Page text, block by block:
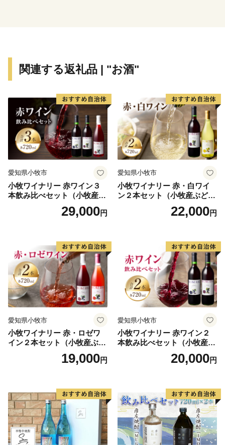
誇るブランド品がいっぱいあります！
関連する返礼品 | "お酒"
愛知県小牧市
小牧ワイナリー 赤ワイン３
本飲み比べセット（小牧産ぶ
どう100％使用）29,000円
愛知県小牧市
小牧ワイナリー 赤・白ワイ
ン２本セット（小牧産ぶどう
22,000円
愛知県小牧市
小牧ワイナリー 赤・ロゼワ
イン２本セット（小牧産ぶど
19,000円
愛知県小牧市
小牧ワイナリー 赤ワイン２
本飲み比べセット（小牧産ぶ
どう100％使用）20,000円